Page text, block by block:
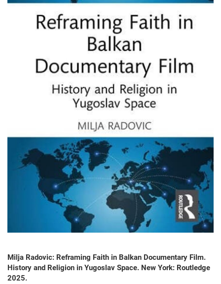
Milja Radovic: Reframing Faith in Balkan Documentary Film.
History and Religion in Yugoslav Space. New York: Routledge
2025.